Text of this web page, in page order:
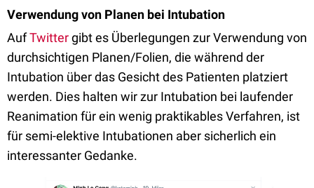
Verwendung von Planen bei Intubation
AufTwittergibt es Überlegungen zur Verwendung von
durchsichtigen Planen/Folien, die während der
Intubation über das Gesicht des Patienten platziert
werden. Dies halten wir zur Intubation bei laufender
Reanimation für ein wenig praktikables Verfahren, ist
für semi-elektive Intubationen aber sicherlich ein
interessanter Gedanke.